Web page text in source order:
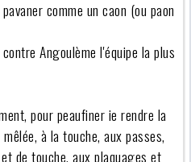
comme un caon (ou paon
Angoulème l'équipe la plus
pour peaufiner ie rendre la
à la touche, aux passes,
de touche, aux plaquages et